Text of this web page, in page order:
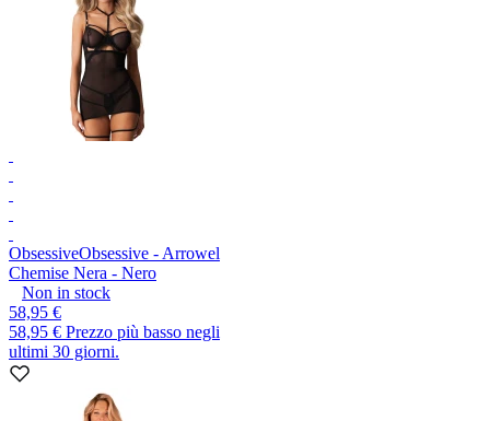
ObsessiveObsessive - Arrowel
Chemise Nera - Nero
Non in stock
58,95 €
58,95 € Prezzo più basso negli
ultimi 30 giorni.